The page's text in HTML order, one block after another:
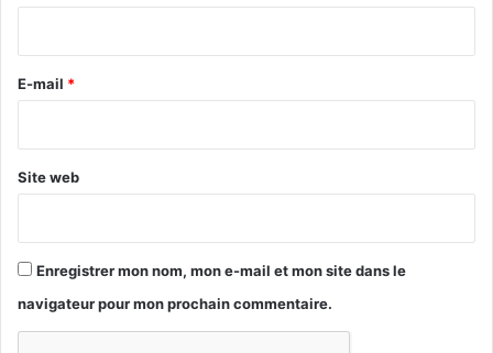
e
E-mail *
Site web
Enregistrer mon nom, mon e-mail et mon site dans le
navigateur pour mon prochain commentaire.